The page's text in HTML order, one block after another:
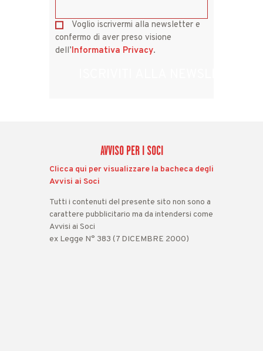
Voglio iscrivermi alla newsletter e
confermo di aver preso visione
dell’Informativa Privacy.
AVVISO PER I SOCI
Clicca qui per visualizzare la bacheca degli
Avvisi ai Soci
Tutti i contenuti del presente sito non sono a
carattere pubblicitario ma da intendersi come
Avvisi ai Soci
ex Legge N° 383 (7 DICEMBRE 2000)